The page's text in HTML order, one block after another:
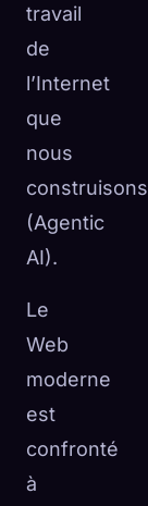
travail
de
l’Internet
que
nous
construisons
(Agentic
AI).
Le
Web
moderne
est
confronté
à